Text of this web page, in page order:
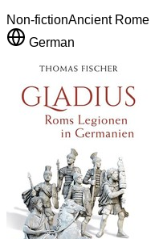
Non-fictionAncient Rome
German